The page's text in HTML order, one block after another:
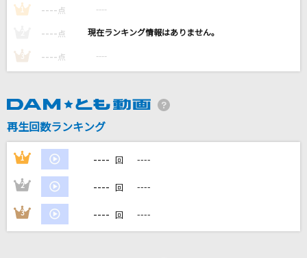
MEGARYU
理芽
SUPER BEAVER
透明
Novelbright
すきっ！～超ver～
超ときめき宣伝部(ときめき宣伝部)
1 ---- 点 ----
---- 点 ----
3 ---- 点 ----
再生回数ランキング
1 ---- 回 ----
2 ---- 回 ----
3 ---- 回 ----